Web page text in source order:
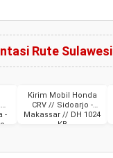
Rute Sulawesi
-
Kirim Mobil Honda
CRV // Sidoarjo -
Makassar // DH 1024
KB